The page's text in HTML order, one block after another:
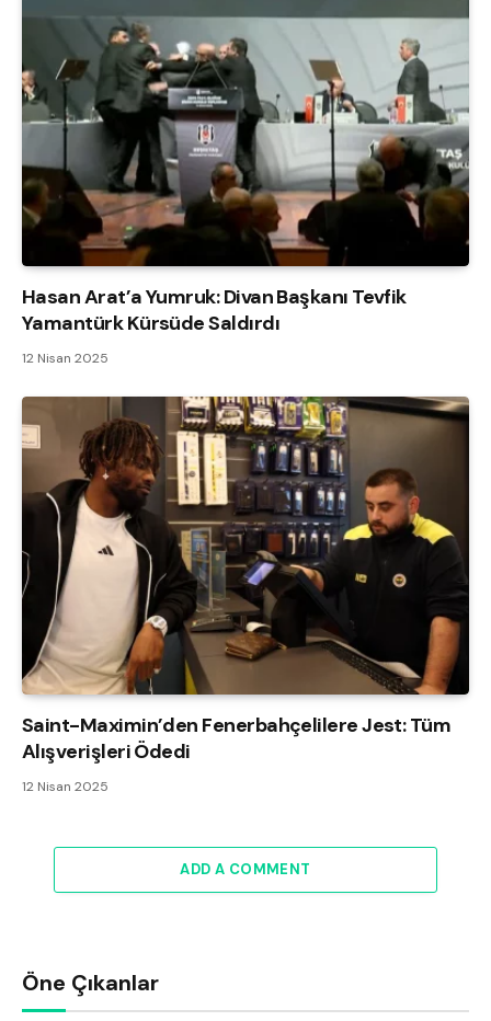
Hasan Arat’a Yumruk: Divan Başkanı Tevfik
Yamantürk Kürsüde Saldırdı
12 Nisan 2025
Saint-Maximin’den Fenerbahçelilere Jest: Tüm
Alışverişleri Ödedi
12 Nisan 2025
ADD A COMMENT
Öne Çıkanlar